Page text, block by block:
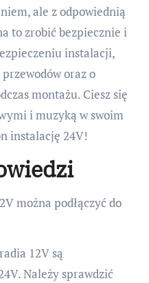
ale z odpowiednią
to zrobić bezpiecznie i
instalacji,
oraz o
montażu. Ciesz się
i muzyką w swoim
instalację 24V!
można podłączyć do
12V są
Należy sprawdzić